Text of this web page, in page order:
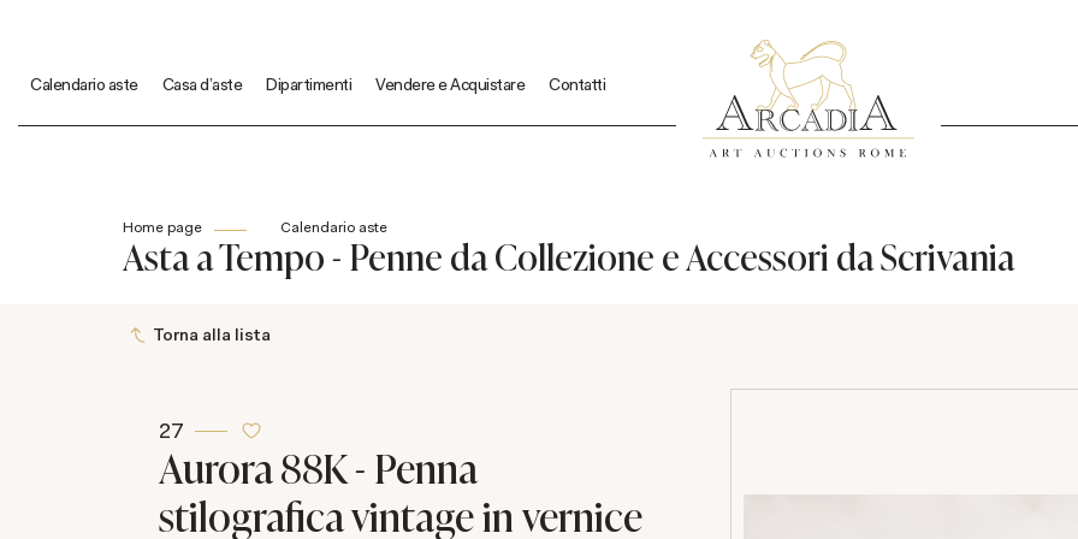
Calendario aste Casa d'aste Dipartimenti Vendere e Acquistare Contatti
Home page Calendario aste
Asta a Tempo - Penne da Collezione e Accessori da Scrivania
Torna alla lista
27
Aurora 88K - Penna
stilografica vintage in vernice